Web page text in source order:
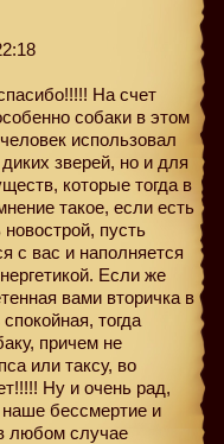
На счет
собаки в этом
использовал
зверей, но и для
которые тогда в
такое, если есть
пусть
с вас и наполняется
Если же
вами вторичка в
тогда
причем не
или таксу, во
Ну и очень рад,
бессмертие и
любом случае